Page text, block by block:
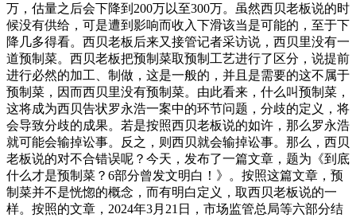
万，估量之后会下降到200万以至300万。虽然西贝老板说的时
候没有供给，可是遭到影响而收入下滑该当是可能的，至于下
降几多得看。西贝老板后来又接管记者采访说，西贝里没有一
道预制菜。西贝老板把预制菜取预制工艺进行了区分，说提前
进行必然的加工、制做，这是一般的，并且是需要的这不属于
预制菜，因而西贝里没有预制菜。由此看来，什么叫预制菜，
这将成为西贝告状罗永浩一案中的环节问题，分歧的定义，将
会导致分歧的成果。若是按照西贝老板说的如许，那么罗永浩
就可能会输掉讼事。反之，则西贝就会输掉讼事。那么，西贝
老板说的对不合错误呢？今天，发布了一篇文章，题为《到底
什么才是预制菜？6部分曾发文明白！》。按照这篇文章，预
制菜并不是恍惚的概念，而有明白定义，取西贝老板说的一
样。按照的文章，2024年3月21日，市场监管总局等六部分结